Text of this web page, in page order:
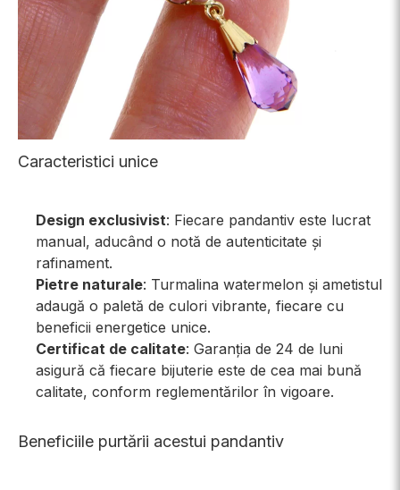
Caracteristici unice
Design exclusivist: Fiecare pandantiv este lucrat
manual, aducând o notă de autenticitate și
rafinament.
Pietre naturale: Turmalina watermelon și ametistul
adaugă o paletă de culori vibrante, fiecare cu
beneficii energetice unice.
Certificat de calitate: Garanția de 24 de luni
asigură că fiecare bijuterie este de cea mai bună
calitate, conform reglementărilor în vigoare.
Beneficiile purtării acestui pandantiv